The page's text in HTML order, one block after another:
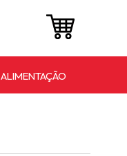
ALIMENTAÇÃO